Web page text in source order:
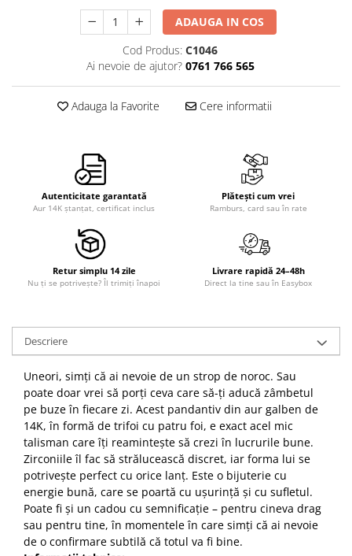
ADAUGA IN COS
Cod Produs: C1046
Ai nevoie de ajutor? 0761 766 565
Adauga la Favorite Cere informatii
Autenticitate garantată
Aur 14K ștanțat, certificat inclus
Plătești cum vrei
Ramburs, card sau în rate
Retur simplu 14 zile
Nu ți se potrivește? Îl trimiți înapoi
Livrare rapidă 24–48h
Direct la tine sau în Easybox
Descriere
Uneori, simți că ai nevoie de un strop de noroc. Sau
poate doar vrei să porți ceva care să-ți aducă zâmbetul
pe buze în fiecare zi. Acest pandantiv din aur galben de
14K, în formă de trifoi cu patru foi, e exact acel mic
talisman care îți reamintește să crezi în lucrurile bune.
Zirconiile îl fac să strălucească discret, iar forma lui se
potrivește perfect cu orice lanț. Este o bijuterie cu
energie bună, care se poartă cu ușurință și cu sufletul.
Poate fi și un cadou cu semnificație – pentru cineva drag
sau pentru tine, în momentele în care simți că ai nevoie
de o confirmare subtilă că totul va fi bine.